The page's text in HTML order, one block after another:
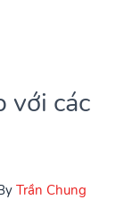
với các
Trần Chung